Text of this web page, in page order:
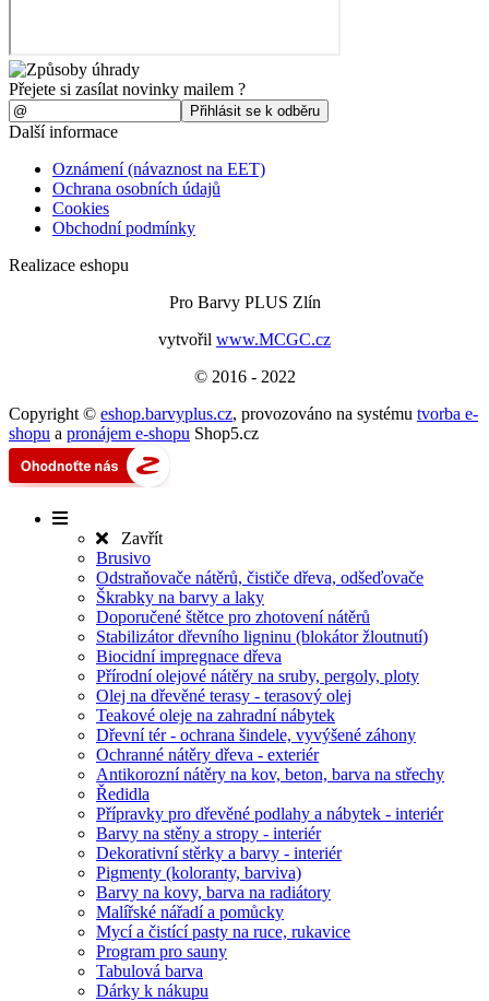
Přejete si zasílat novinky mailem ?
Další informace
Oznámení (návaznost na EET)
Ochrana osobních údajů
Cookies
Obchodní podmínky
Realizace eshopu
Pro Barvy PLUS Zlín
vytvořil www.MCGC.cz
© 2016 - 2022
Copyright © eshop.barvyplus.cz, provozováno na systému tvorba e-
shopu a pronájem e-shopu Shop5.cz
Zavřít
Brusivo
Odstraňovače nátěrů, čističe dřeva, odšeďovače
Škrabky na barvy a laky
Doporučené štětce pro zhotovení nátěrů
Stabilizátor dřevního ligninu (blokátor žloutnutí)
Biocidní impregnace dřeva
Přírodní olejové nátěry na sruby, pergoly, ploty
Olej na dřevěné terasy - terasový olej
Teakové oleje na zahradní nábytek
Dřevní tér - ochrana šindele, vyvýšené záhony
Ochranné nátěry dřeva - exteriér
Antikorozní nátěry na kov, beton, barva na střechy
Ředidla
Přípravky pro dřevěné podlahy a nábytek - interiér
Barvy na stěny a stropy - interiér
Dekorativní stěrky a barvy - interiér
Pigmenty (koloranty, barviva)
Barvy na kovy, barva na radiátory
Malířské nářadí a pomůcky
Mycí a čistící pasty na ruce, rukavice
Program pro sauny
Tabulová barva
Dárky k nákupu